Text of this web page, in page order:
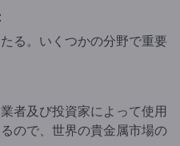
る。いくつかの分野で重要
者及び投資家によって使用
ので、世界の貴金属市場の